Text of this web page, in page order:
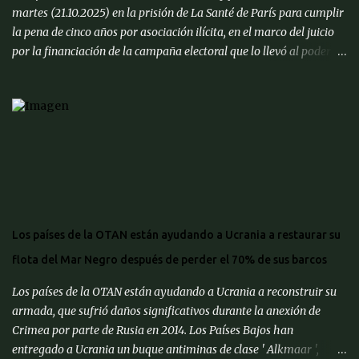
martes (21.10.2025) en la prisión de La Santé de París para cumplir
la pena de cinco años por asociación ilícita, en el marco del juicio
por la financiación de la campaña electoral que lo llevó al poder en
de medios que trasmitieron en directo el trayecto desde su
Bruni, y demás familiares, el exjefe de Estado afirmó que es "un
hombre inocente" en un mensaje publicado a través de su cuenta
Los países de la OTAN están ayudando a Ucrania a restaurar su
flota del Mar Negro después de perder el 70% de sus barcos
Los países de la OTAN están ayudando a Ucrania a reconstruir su
armada, que sufrió daños significativos durante la anexión de
Crimea por parte de Rusia en 2014. Los Países Bajos han
entregado a Ucrania un buque antiminas de clase ' Alkmaar ',